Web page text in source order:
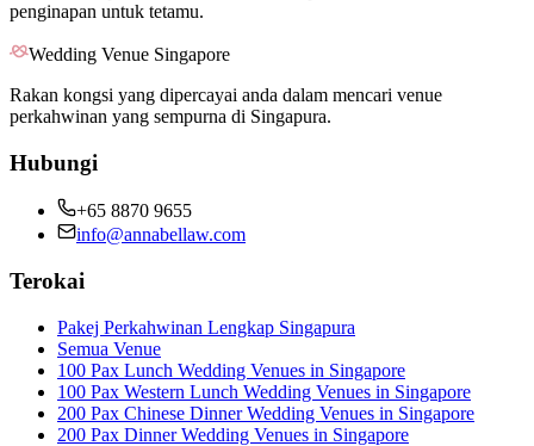
penginapan untuk tetamu.
Wedding Venue Singapore
Rakan kongsi yang dipercayai anda dalam mencari venue
perkahwinan yang sempurna di Singapura.
Hubungi
+65 8870 9655
info@annabellaw.com
Terokai
Pakej Perkahwinan Lengkap Singapura
Semua Venue
100 Pax Lunch Wedding Venues in Singapore
100 Pax Western Lunch Wedding Venues in Singapore
200 Pax Chinese Dinner Wedding Venues in Singapore
200 Pax Dinner Wedding Venues in Singapore